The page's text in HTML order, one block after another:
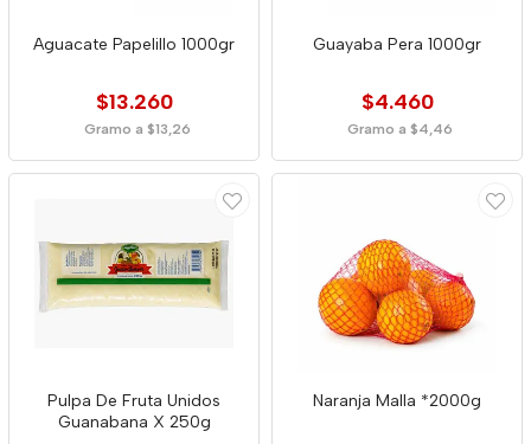
Aguacate Papelillo 1000gr
$13.260
Gramo a $13,26
Guayaba Pera 1000gr
$4.460
Gramo a $4,46
Pulpa De Fruta Unidos
Guanabana X 250g
Naranja Malla *2000g